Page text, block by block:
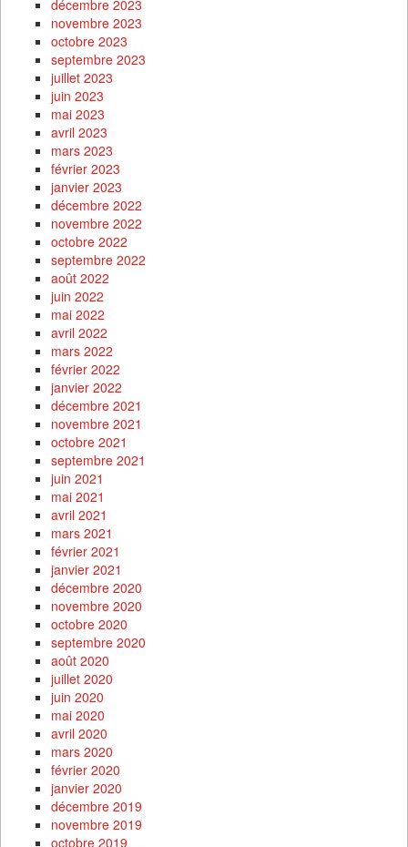
décembre 2023
novembre 2023
octobre 2023
septembre 2023
juillet 2023
juin 2023
mai 2023
avril 2023
mars 2023
février 2023
janvier 2023
décembre 2022
novembre 2022
octobre 2022
septembre 2022
août 2022
juin 2022
mai 2022
avril 2022
mars 2022
février 2022
janvier 2022
décembre 2021
novembre 2021
octobre 2021
septembre 2021
juin 2021
mai 2021
avril 2021
mars 2021
février 2021
janvier 2021
décembre 2020
novembre 2020
octobre 2020
septembre 2020
août 2020
juillet 2020
juin 2020
mai 2020
avril 2020
mars 2020
février 2020
janvier 2020
décembre 2019
novembre 2019
octobre 2019